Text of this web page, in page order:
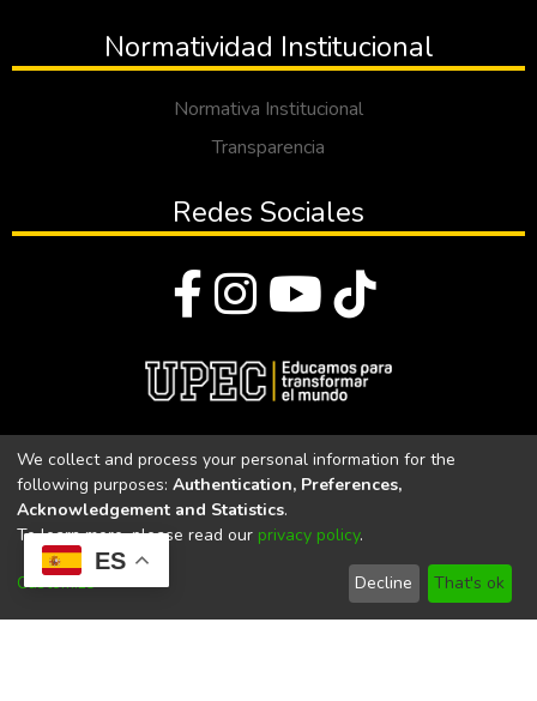
ES
Normatividad Institucional
Normativa Institucional
Transparencia
Redes Sociales
Universidad Politécnica Estatal del Carchi
Universidad Politécnica Estatal del Carchi | Acreditada por el
CACES Resolución N°. 160-SE-33-CACES-2020
We collect and process your personal information for the
following purposes: Authentication, Preferences,
Acknowledgement and Statistics.
To learn more, please read our privacy policy.
Customize Decline That's ok